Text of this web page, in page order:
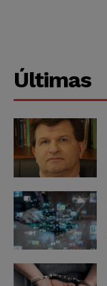
Últimas